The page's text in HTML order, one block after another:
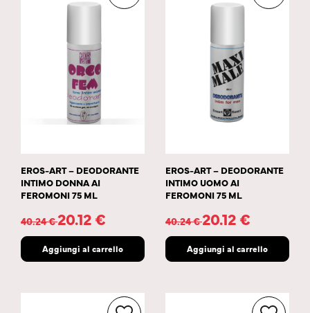
EROS-ART – DEODORANTE
INTIMO DONNA AI
FEROMONI 75 ML
40.24€20.12€
Aggiungi al carrello
EROS-ART – DEODORANTE
INTIMO UOMO AI
FEROMONI 75 ML
40.24€20.12€
Aggiungi al carrello